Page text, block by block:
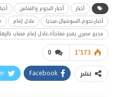
أخبار أخبار النجوم والفنانين
أخبار،نجوم،السوشيال،ميديا
عادل إمام
مذيع مصري يفجر مفاجأة،عادل إمام مصاب
0 1٬173
نشر Facebook